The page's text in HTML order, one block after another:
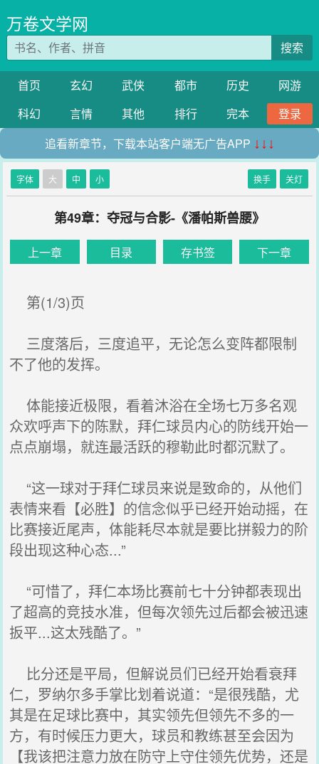
万卷文学网
搜索
首页 玄幻 武侠 都市 历史
网游
科幻
言情 其他 排行 完本
登录
追看新章节，下载本站客户端无广告APP ↓↓↓
字体 大 中 小 换手 关灯
第49章：夺冠与合影-《潘帕斯兽腰》
上一章 目录 存书签 下一章
第(1/3)页
三度落后，三度追平，无论怎么变阵都限制
不了他的发挥。
体能接近极限，看着沐浴在全场七万多名观
众欢呼声下的陈默，拜仁球员内心的防线开始一
点点崩塌，就连最活跃的穆勒此时都沉默了。
“这一球对于拜仁球员来说是致命的，从他们
表情来看【必胜】的信念似乎已经开始动摇，在
比赛接近尾声，体能耗尽本就是要比拼毅力的阶
段出现这种心态...”
“可惜了，拜仁本场比赛前七十分钟都表现出
了超高的竞技水准，但每次领先过后都会被迅速
扳平...这太残酷了。”
比分还是平局，但解说员们已经开始看衰拜
仁，罗纳尔多手掌比划着说道：“是很残酷，尤
其是在足球比赛中，其实领先但领先不多的一
方，有时候压力更大，球员和教练甚至会因为
【我该把注意力放在防守上守住领先优势，还是